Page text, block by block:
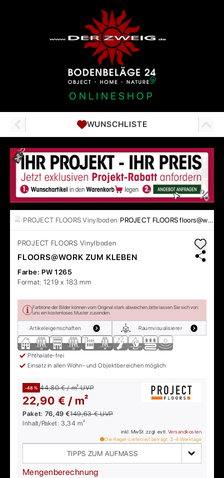
ONLINESHOP
WUNSCHLISTE
… PROJECT FLOORS Vinylboden PROJECT FLOORS floors@work
PROJECT FLOORS Vinylboden
FLOORS@WORK ZUM KLEBEN
Farbe: PW 1265
Format: 1219 x 183 mm
Farbtöne der Bilder können vom Original stark abweichen, bitte lassen Sie sich von
uns ein kostenloses Muster zusenden.
Artikeleigenschaften Raumvisualisierer
Phthalate-frei
Einsatz in allen Wohn- und Objektbereichen möglich
-48 % 44,80 € / m²UVP
22,90 € / m²
Paket: 76,49 €149,63 €UVP
Inhalt/Paket:3,34 m²
inkl. MwSt. zzgl. evtl. Versandkosten
Die Regel-Lieferzeit beträgt: 3-4 Werktage
TIPPS ZUM AUFMASS
Mengenberechnung